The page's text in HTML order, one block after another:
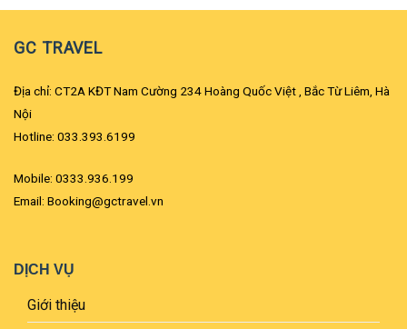
GC TRAVEL
Địa chỉ: CT2A KĐT Nam Cường 234 Hoàng Quốc Việt , Bắc Từ Liêm, Hà
Nội
Hotline: 033.393.6199
Mobile: 0333.936.199
Email: Booking@gctravel.vn
DỊCH VỤ
Giới thiệu